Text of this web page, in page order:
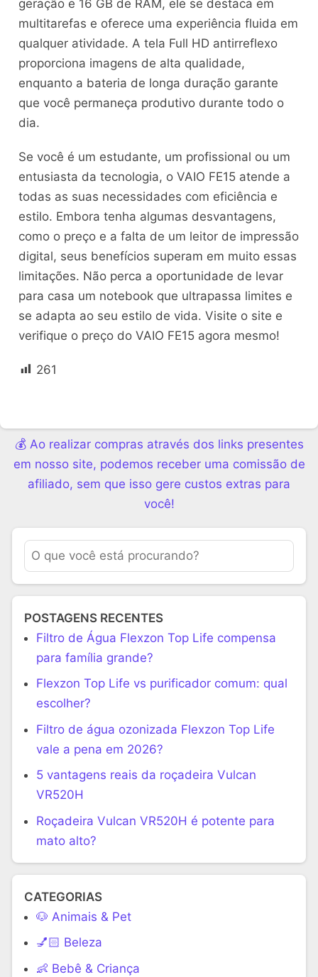
multitarefas e oferece uma experiência fluida em
qualquer atividade. A tela Full HD antirreflexo
proporciona imagens de alta qualidade,
enquanto a bateria de longa duração garante
que você permaneça produtivo durante todo o
dia.
Se você é um estudante, um profissional ou um
entusiasta da tecnologia, o VAIO FE15 atende a
todas as suas necessidades com eficiência e
estilo. Embora tenha algumas desvantagens,
como o preço e a falta de um leitor de impressão
digital, seus benefícios superam em muito essas
limitações. Não perca a oportunidade de levar
para casa um notebook que ultrapassa limites e
se adapta ao seu estilo de vida. Visite o site e
verifique o preço do VAIO FE15 agora mesmo!
261
💰 Ao realizar compras através dos links presentes
em nosso site, podemos receber uma comissão de
afiliado, sem que isso gere custos extras para
você!
POSTAGENS RECENTES
Filtro de Água Flexzon Top Life compensa
para família grande?
Flexzon Top Life vs purificador comum: qual
escolher?
Filtro de água ozonizada Flexzon Top Life
vale a pena em 2026?
5 vantagens reais da roçadeira Vulcan
VR520H
Roçadeira Vulcan VR520H é potente para
mato alto?
CATEGORIAS
🐶 Animais & Pet
💅🏻 Beleza
👶 Bebê & Criança